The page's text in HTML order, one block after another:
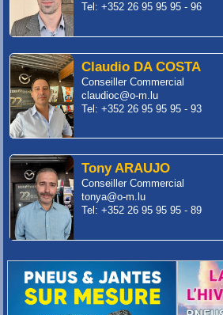
Tel: +352 26 95 95 95 - 96
Claudio DA COSTA
Conseiller Commercial
claudioc@o-m.lu
Tel: +352 26 95 95 95 - 93
Tony ARAUJO
Conseiller Commercial
tonya@o-m.lu
Tel: +352 26 95 95 95 - 89